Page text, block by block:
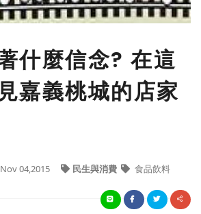
什麼信念? 在這
嘉義桃城的店家
Nov 04,2015 民生與消費 食品飲料